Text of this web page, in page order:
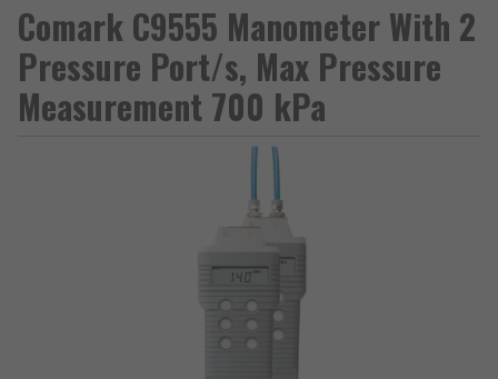
Comark C9555 Manometer With 2
Pressure Port/s, Max Pressure
Measurement 700 kPa